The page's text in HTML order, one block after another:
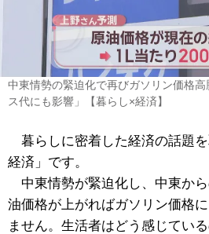
中東情勢の緊迫化で再びガソリン価格
ス代にも影響」【暮らし×経済】
暮らしに密着した経済の話題
経済」です。
中東情勢が緊迫化し、中東か
油価格が上がればガソリン価格
ません。生活者はどう感じている